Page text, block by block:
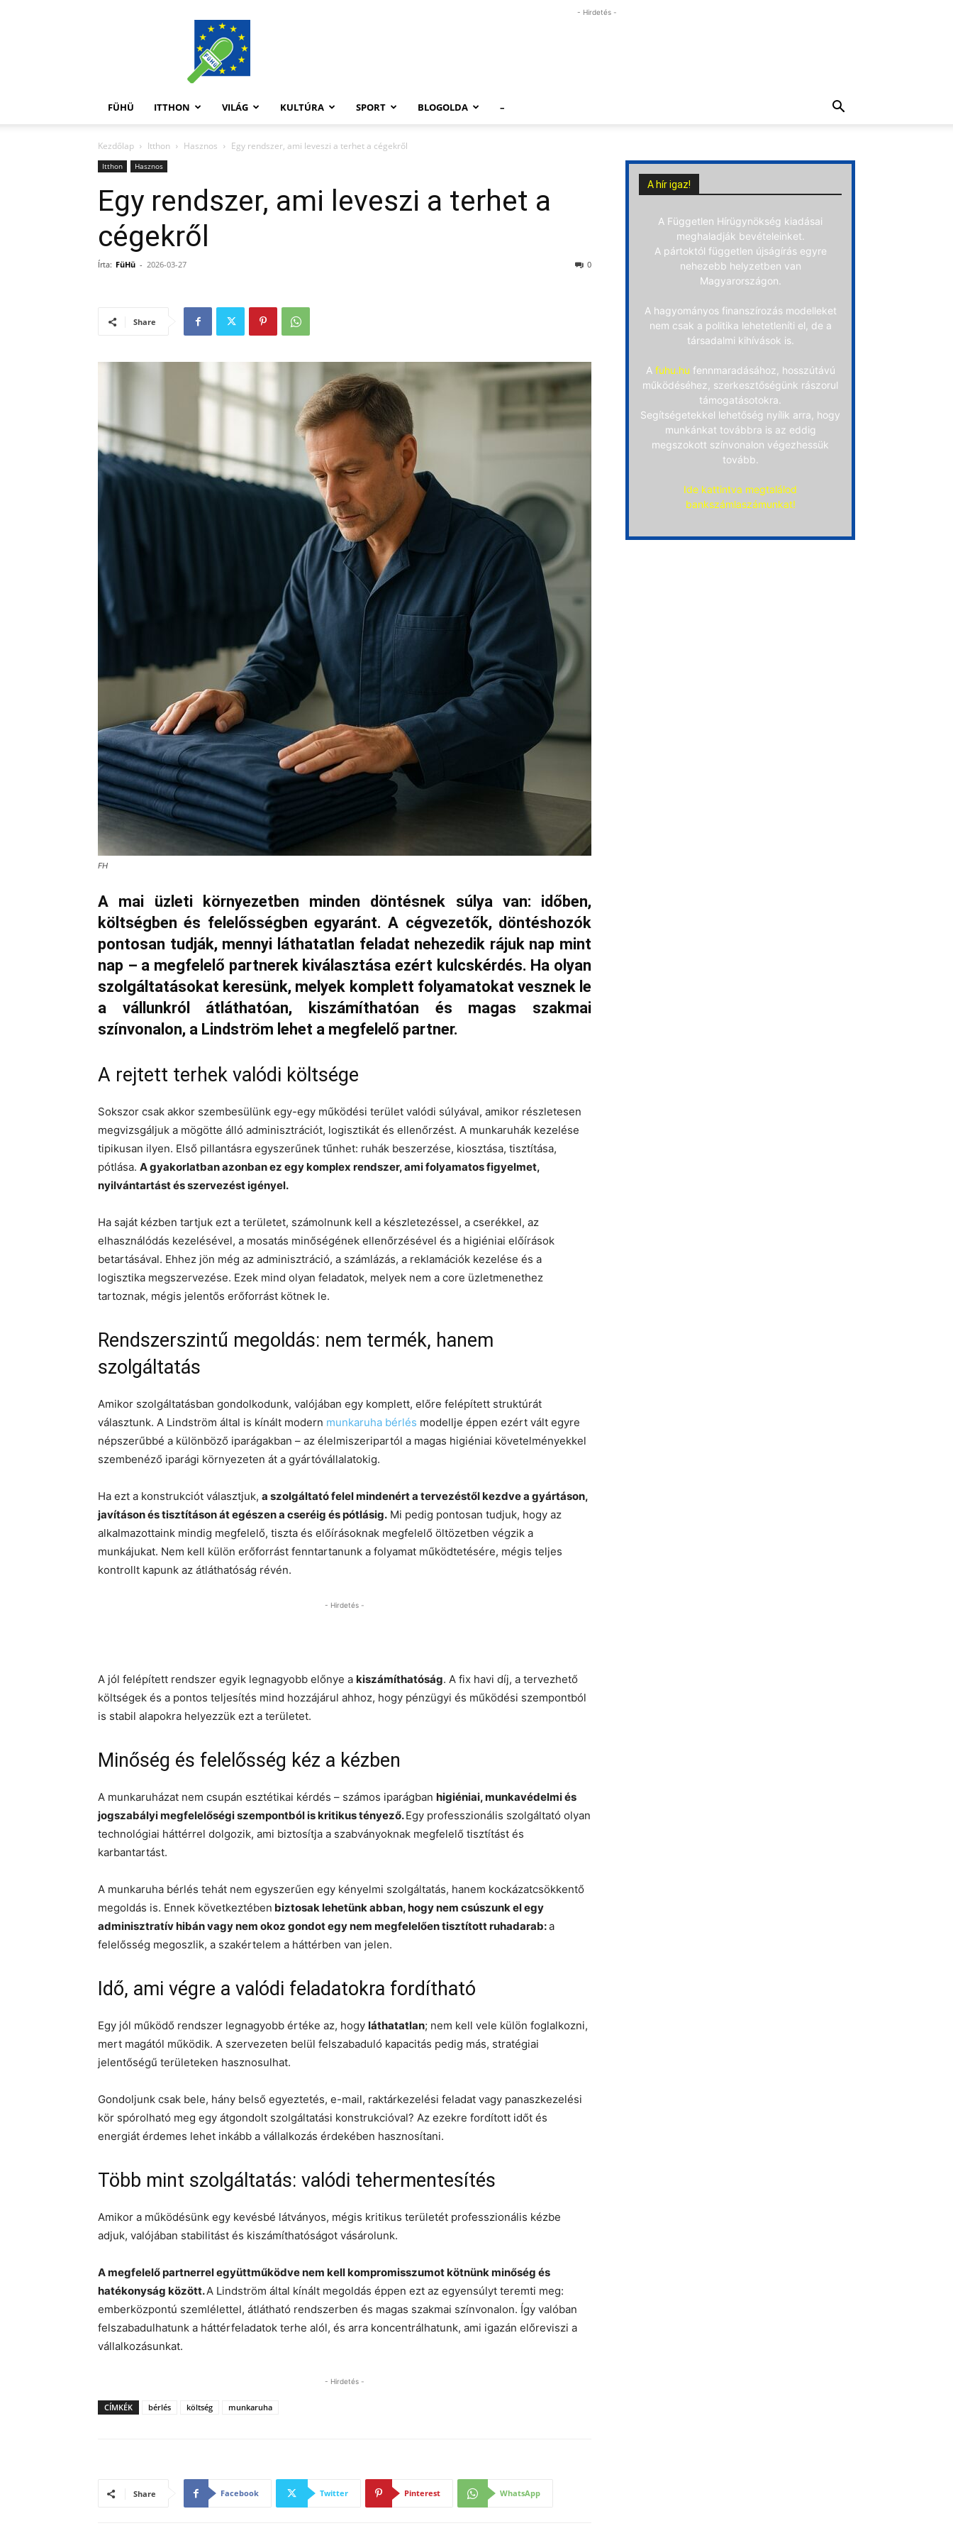
FüHü
- Hirdetés -
FÜHÜ ITTHON VILÁG KULTÚRA SPORT BLOGOLDA –
Kezdőlap Itthon Hasznos Egy rendszer, ami leveszi a terhet a cégekről
Itthon Hasznos
Egy rendszer, ami leveszi a terhet a
cégekről
Írta: FüHü - 2026-03-27 0
Share
FH
A mai üzleti környezetben minden döntésnek súlya van: időben,
költségben és felelősségben egyaránt. A cégvezetők, döntéshozók
pontosan tudják, mennyi láthatatlan feladat nehezedik rájuk nap mint
nap – a megfelelő partnerek kiválasztása ezért kulcskérdés. Ha olyan
szolgáltatásokat keresünk, melyek komplett folyamatokat vesznek le
a vállunkról átláthatóan, kiszámíthatóan és magas szakmai
színvonalon, a Lindström lehet a megfelelő partner.
A rejtett terhek valódi költsége
Sokszor csak akkor szembesülünk egy-egy működési terület valódi súlyával, amikor részletesen
megvizsgáljuk a mögötte álló adminisztrációt, logisztikát és ellenőrzést. A munkaruhák kezelése
tipikusan ilyen. Első pillantásra egyszerűnek tűnhet: ruhák beszerzése, kiosztása, tisztítása,
pótlása. A gyakorlatban azonban ez egy komplex rendszer, ami folyamatos figyelmet,
nyilvántartást és szervezést igényel.
Ha saját kézben tartjuk ezt a területet, számolnunk kell a készletezéssel, a cserékkel, az
elhasználódás kezelésével, a mosatás minőségének ellenőrzésével és a higiéniai előírások
betartásával. Ehhez jön még az adminisztráció, a számlázás, a reklamációk kezelése és a
logisztika megszervezése. Ezek mind olyan feladatok, melyek nem a core üzletmenethez
tartoznak, mégis jelentős erőforrást kötnek le.
Rendszerszintű megoldás: nem termék, hanem
szolgáltatás
Amikor szolgáltatásban gondolkodunk, valójában egy komplett, előre felépített struktúrát
választunk. A Lindström által is kínált modern munkaruha bérlés modellje éppen ezért vált egyre
népszerűbbé a különböző iparágakban – az élelmiszeripartól a magas higiéniai követelményekkel
szembenéző iparági környezeten át a gyártóvállalatokig.
Ha ezt a konstrukciót választjuk, a szolgáltató felel mindenért a tervezéstől kezdve a gyártáson,
javításon és tisztításon át egészen a cseréig és pótlásig. Mi pedig pontosan tudjuk, hogy az
alkalmazottaink mindig megfelelő, tiszta és előírásoknak megfelelő öltözetben végzik a
munkájukat. Nem kell külön erőforrást fenntartanunk a folyamat működtetésére, mégis teljes
kontrollt kapunk az átláthatóság révén.
- Hirdetés -
A jól felépített rendszer egyik legnagyobb előnye a kiszámíthatóság. A fix havi díj, a tervezhető
költségek és a pontos teljesítés mind hozzájárul ahhoz, hogy pénzügyi és működési szempontból
is stabil alapokra helyezzük ezt a területet.
Minőség és felelősség kéz a kézben
A munkaruházat nem csupán esztétikai kérdés – számos iparágban higiéniai, munkavédelmi és
jogszabályi megfelelőségi szempontból is kritikus tényező.Egy professzionális szolgáltató olyan
technológiai háttérrel dolgozik, ami biztosítja a szabványoknak megfelelő tisztítást és
karbantartást.
A munkaruha bérlés tehát nem egyszerűen egy kényelmi szolgáltatás, hanem kockázatcsökkentő
megoldás is. Ennek következtében biztosak lehetünk abban, hogy nem csúszunk el egy
adminisztratív hibán vagy nem okoz gondot egy nem megfelelően tisztított ruhadarab:a
felelősség megoszlik, a szakértelem a háttérben van jelen.
Idő, ami végre a valódi feladatokra fordítható
Egy jól működő rendszer legnagyobb értéke az, hogy láthatatlan; nem kell vele külön foglalkozni,
mert magától működik. A szervezeten belül felszabaduló kapacitás pedig más, stratégiai
jelentőségű területeken hasznosulhat.
Gondoljunk csak bele, hány belső egyeztetés, e-mail, raktárkezelési feladat vagy panaszkezelési
kör spórolható meg egy átgondolt szolgáltatási konstrukcióval? Az ezekre fordított időt és
energiát érdemes lehet inkább a vállalkozás érdekében hasznosítani.
Több mint szolgáltatás: valódi tehermentesítés
Amikor a működésünk egy kevésbé látványos, mégis kritikus területét professzionális kézbe
adjuk, valójában stabilitást és kiszámíthatóságot vásárolunk.
A megfelelő partnerrel együttműködve nem kell kompromisszumot kötnünk minőség és
hatékonyság között.A Lindström által kínált megoldás éppen ezt az egyensúlyt teremti meg:
emberközpontú szemlélettel, átlátható rendszerben és magas szakmai színvonalon. Így valóban
felszabadulhatunk a háttérfeladatok terhe alól, és arra koncentrálhatunk, ami igazán előreviszi a
vállalkozásunkat.
- Hirdetés -
CÍMKÉK bérlés költség munkaruha
Share Facebook Twitter Pinterest WhatsApp
A hír igaz!
A Független Hírügynökség kiadásai
meghaladják bevételeinket.
A pártoktól független újságírás egyre
nehezebb helyzetben van
Magyarországon.
A hagyományos finanszírozás modelleket
nem csak a politika lehetetleníti el, de a
társadalmi kihívások is.
A fuhu.hu fennmaradásához, hosszútávú
működéséhez, szerkesztőségünk rászorul
támogatásotokra.
Segítségetekkel lehetőség nyílik arra, hogy
munkánkat továbbra is az eddig
megszokott színvonalon végezhessük
tovább.
Ide kattintva megtalálod
bankszámlaszámunkat!